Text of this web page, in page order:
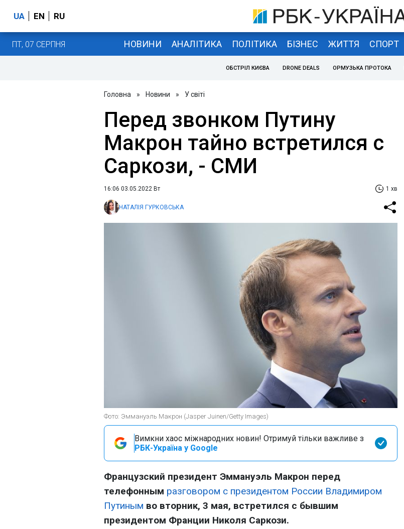
UA EN RU
ПТ, 07 СЕРПНЯ НОВИНИ АНАЛІТИКА ПОЛІТИКА БІЗНЕС ЖИТТЯ СПОРТ
ОБСТРІЛ КИЄВА DRONE DEALS ОРМУЗЬКА ПРОТОКА
Головна » Новини » У світі
Перед звонком Путину
Макрон тайно встретился с
Саркози, - СМИ
16:06 03.05.2022 Вт 1 хв
НАТАЛІЯ ГУРКОВСЬКА
Фото: Эммануэль Макрон (Jasper Juinen/Getty Images)
Вимкни хаос міжнародних новин! Отримуй тільки важливе з
РБК-Україна у Google
Французский президент Эммануэль Макрон перед
телефонным разговором с президентом России Владимиром
Путиным во вторник, 3 мая, встретился с бывшим
президентом Франции Николя Саркози.